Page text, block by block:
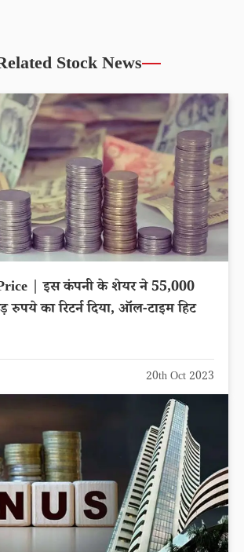
Stock News
शेयर ने 55,000
रुपये का रिटर्न दिया, ऑल-टाइम हिट
20th Oct 2023